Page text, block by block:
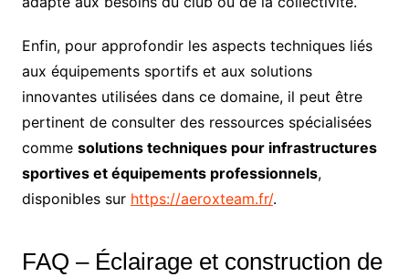
Enfin, pour approfondir les aspects techniques liés
aux équipements sportifs et aux solutions
innovantes utilisées dans ce domaine, il peut être
pertinent de consulter des ressources spécialisées
comme solutions techniques pour infrastructures
sportives et équipements professionnels,
disponibles sur https://aeroxteam.fr/.
FAQ – Éclairage et construction de